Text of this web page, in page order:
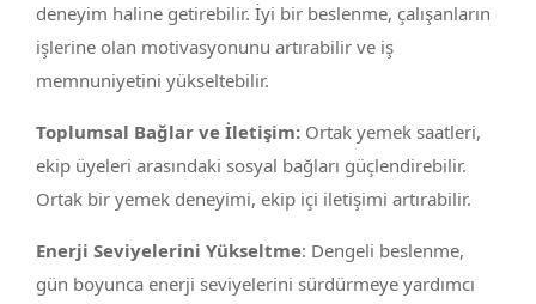
deneyim haline getirebilir. İyi bir beslenme, çalışanların
işlerine olan motivasyonunu artırabilir ve iş
memnuniyetini yükseltebilir.
Toplumsal Bağlar ve İletişim: Ortak yemek saatleri,
ekip üyeleri arasındaki sosyal bağları güçlendirebilir.
Ortak bir yemek deneyimi, ekip içi iletişimi artırabilir.
Enerji Seviyelerini Yükseltme: Dengeli beslenme,
gün boyunca enerji seviyelerini sürdürmeye yardımcı